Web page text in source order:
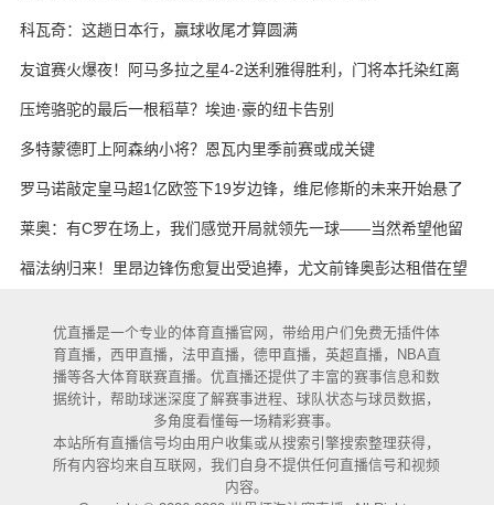
科瓦奇：这趟日本行，赢球收尾才算圆满
友谊赛火爆夜！阿马多拉之星4-2送利雅得胜利，门将本托染红离
场
压垮骆驼的最后一根稻草？埃迪·豪的纽卡告别
多特蒙德盯上阿森纳小将？恩瓦内里季前赛或成关键
罗马诺敲定皇马超1亿欧签下19岁边锋，维尼修斯的未来开始悬了
莱奥：有C罗在场上，我们感觉开局就领先一球——当然希望他留
下
福法纳归来！里昂边锋伤愈复出受追捧，尤文前锋奥彭达租借在望
优直播是一个专业的体育直播官网，带给用户们免费无插件体
育直播，西甲直播，法甲直播，德甲直播，英超直播，NBA直
播等各大体育联赛直播。优直播还提供了丰富的赛事信息和数
据统计，帮助球迷深度了解赛事进程、球队状态与球员数据，
多角度看懂每一场精彩赛事。
本站所有直播信号均由用户收集或从搜索引擎搜索整理获得，
所有内容均来自互联网，我们自身不提供任何直播信号和视频
内容。